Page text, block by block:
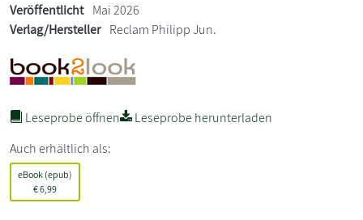
Veröffentlicht Mai 2026
Verlag/Hersteller Reclam Philipp Jun.
Leseprobe öffnen
Leseprobe herunterladen
Auch erhältlich als:
eBook (epub)
€6,99